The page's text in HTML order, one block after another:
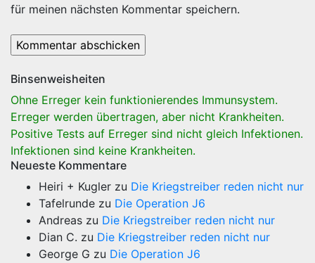
für meinen nächsten Kommentar speichern.
Binsenweisheiten
Ohne Erreger kein funktionierendes Immunsystem.
Erreger werden übertragen, aber nicht Krankheiten.
Positive Tests auf Erreger sind nicht gleich Infektionen.
Infektionen sind keine Krankheiten.
Neueste Kommentare
Heiri + Kugler zu Die Kriegstreiber reden nicht nur
Tafelrunde zu Die Operation J6
Andreas zu Die Kriegstreiber reden nicht nur
Dian C. zu Die Kriegstreiber reden nicht nur
George G zu Die Operation J6